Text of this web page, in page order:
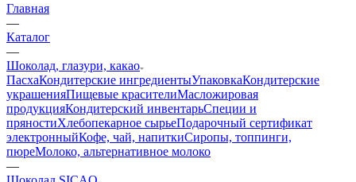
Главная
—
Каталог
—
Шоколад, глазури, какао
ПасхаКондитерские ингредиентыУпаковкаКондитерские
украшенияПищевые красителиМасложировая
продукцияКондитерский инвентарьСпеции и
пряностиХлебопекарное сырьеПодарочный сертификат
электронныйКофе, чай, напиткиСиропы, топпинги,
пюреМолоко, альтернативное молоко
—